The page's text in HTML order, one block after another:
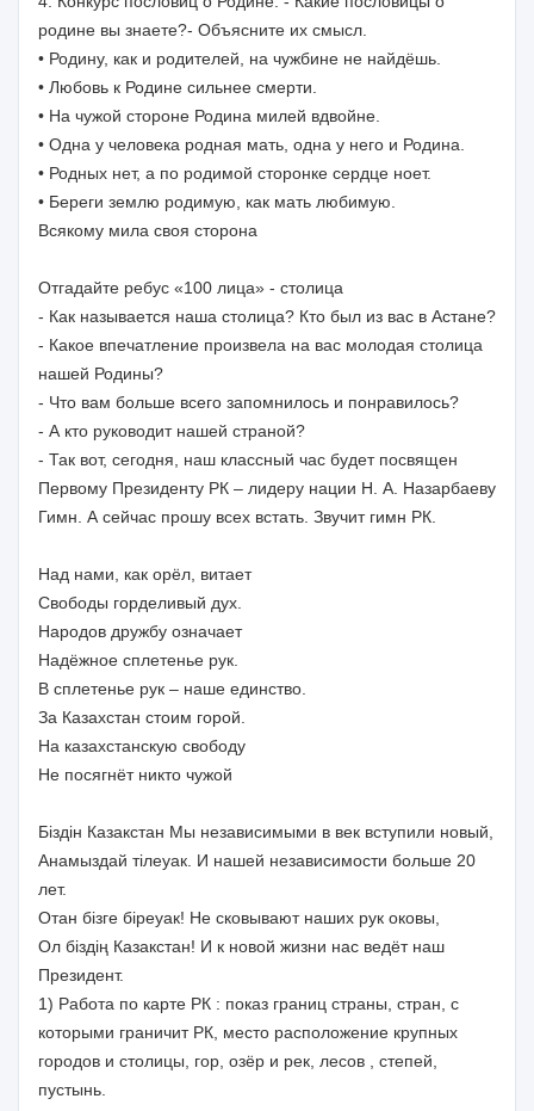
родине вы знаете?- Объясните их смысл.
• Родину, как и родителей, на чужбине не найдёшь.
• Любовь к Родине сильнее смерти.
• На чужой стороне Родина милей вдвойне.
• Одна у человека родная мать, одна у него и Родина.
• Родных нет, а по родимой сторонке сердце ноет.
• Береги землю родимую, как мать любимую.
Всякому мила своя сторона
Отгадайте ребус «100 лица» - столица
- Как называется наша столица? Кто был из вас в Астане?
- Какое впечатление произвела на вас молодая столица
нашей Родины?
- Что вам больше всего запомнилось и понравилось?
- А кто руководит нашей страной?
- Так вот, сегодня, наш классный час будет посвящен
Первому Президенту РК – лидеру нации Н. А. Назарбаеву
Гимн. А сейчас прошу всех встать. Звучит гимн РК.
Над нами, как орёл, витает
Свободы горделивый дух.
Народов дружбу означает
Надёжное сплетенье рук.
В сплетенье рук – наше единство.
За Казахстан стоим горой.
На казахстанскую свободу
Не посягнёт никто чужой
Біздін Казакстан Мы независимыми в век вступили новый,
Анамыздай тілеуак. И нашей независимости больше 20
лет.
Отан бізге біреуак! Не сковывают наших рук оковы,
Ол біздің Казакстан! И к новой жизни нас ведёт наш
Президент.
1) Работа по карте РК : показ границ страны, стран, с
которыми граничит РК, место расположение крупных
городов и столицы, гор, озёр и рек, лесов , степей,
пустынь.